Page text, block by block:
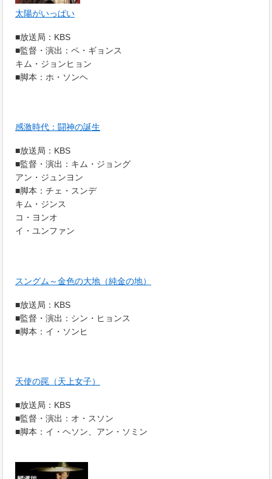
太陽がいっぱい
■放送局：KBS
■監督・演出：ペ・ギョンス
キム・ジョンヒョン
■脚本：ホ・ソンヘ
感激時代：闘神の誕生
■放送局：KBS
■監督・演出：キム・ジョング
アン・ジュンヨン
■脚本：チェ・スンデ
キム・ジンス
コ・ヨンオ
イ・ユンファン
スングム～金色の大地（純金の地）
■放送局：KBS
■監督・演出：シン・ヒョンス
■脚本：イ・ソンヒ
天使の罠（天上女子）
■放送局：KBS
■監督・演出：オ・スソン
■脚本：イ・ヘソン、アン・ソミン